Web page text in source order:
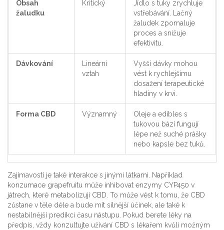
Obsah
žaludku
Kritický
Jídlo s tuky zrychluje
vstřebávání. Lačný
žaludek zpomaluje
proces a snižuje
efektivitu.
Dávkování
Lineární
vztah
Vyšší dávky mohou
vést k rychlejšímu
dosažení terapeutické
hladiny v krvi.
Forma CBD Významný
Oleje a edibles s
tukovou bází fungují
lépe než suché prášky
nebo kapsle bez tuků.
Zajímavostí je také interakce s jinými látkami. Například
konzumace grapefruitu může inhibovat enzymy CYP450 v
játrech, které metabolizují CBD. To může vést k tomu, že CBD
zůstane v těle déle a bude mít silnější účinek, ale také k
nestabilnější predikci času nástupu. Pokud berete léky na
předpis, vždy konzultujte užívání CBD s lékařem kvůli možným